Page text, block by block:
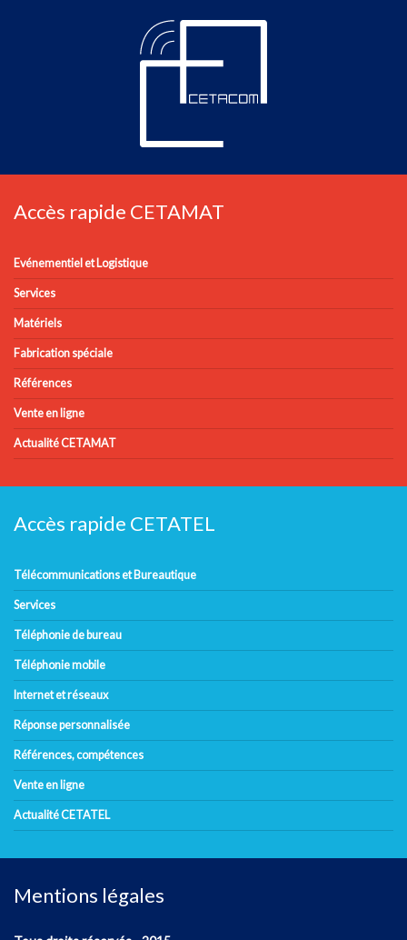
Accès rapide CETAMAT
Evénementiel et Logistique
Services
Matériels
Fabrication spéciale
Références
Vente en ligne
Actualité CETAMAT
Accès rapide CETATEL
Télécommunications et Bureautique
Services
Téléphonie de bureau
Téléphonie mobile
Internet et réseaux
Réponse personnalisée
Références, compétences
Vente en ligne
Actualité CETATEL
Mentions légales